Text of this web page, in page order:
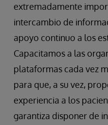
extremadamente
intercambio de
apoyo continuo a los
Capacitamos a las
plataformas cada vez
para que, a su vez,
experiencia a los
garantiza disponer de